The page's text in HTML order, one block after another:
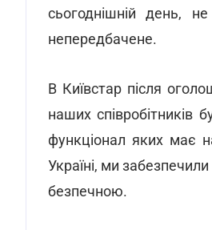
сьогоднішній день,
непередбачене.
В Київстар після
наших співробітників
функціонал яких має
Україні, ми
безпечною.